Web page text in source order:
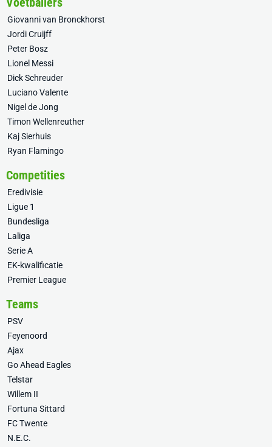
Giovanni van Bronckhorst
Jordi Cruijff
Peter Bosz
Lionel Messi
Dick Schreuder
Luciano Valente
Nigel de Jong
Timon Wellenreuther
Kaj Sierhuis
Ryan Flamingo
Competities
Eredivisie
Ligue 1
Bundesliga
Laliga
Serie A
EK-kwalificatie
Premier League
Teams
PSV
Feyenoord
Ajax
Go Ahead Eagles
Telstar
Willem II
Fortuna Sittard
FC Twente
N.E.C.